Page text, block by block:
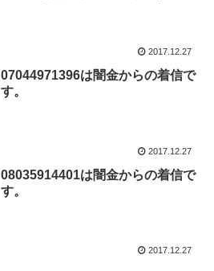
2017.12.27
07044971396は闇金からの着信で
す。
2017.12.27
08035914401は闇金からの着信で
す。
2017.12.27